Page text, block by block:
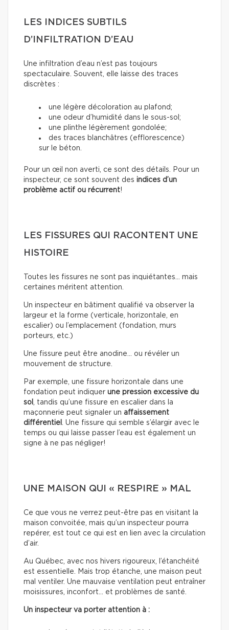
LES INDICES SUBTILS
D’INFILTRATION D’EAU
Une infiltration d’eau n’est pas toujours
spectaculaire. Souvent, elle laisse des traces
discrètes :
une légère décoloration au plafond;
une odeur d’humidité dans le sous-sol;
une plinthe légèrement gondolée;
des traces blanchâtres (efflorescence)
sur le béton.
Pour un œil non averti, ce sont des détails. Pour un
inspecteur, ce sont souvent des indices d’un
problème actif ou récurrent!
LES FISSURES QUI RACONTENT UNE
HISTOIRE
Toutes les fissures ne sont pas inquiétantes… mais
certaines méritent attention.
Un inspecteur en bâtiment qualifié va observer la
largeur et la forme (verticale, horizontale, en
escalier) ou l’emplacement (fondation, murs
porteurs, etc.)
Une fissure peut être anodine… ou révéler un
mouvement de structure.
Par exemple, une fissure horizontale dans une
fondation peut indiquer une pression excessive du
sol , tandis qu’une fissure en escalier dans la
maçonnerie peut signaler un affaissement
différentiel . Une fissure qui semble s’élargir avec le
temps ou qui laisse passer l’eau est également un
signe à ne pas négliger!
UNE MAISON QUI « RESPIRE » MAL
Ce que vous ne verrez peut-être pas en visitant la
maison convoitée, mais qu’un inspecteur pourra
repérer, est tout ce qui est en lien avec la circulation
d’air.
Au Québec, avec nos hivers rigoureux, l’étanchéité
est essentielle. Mais trop étanche, une maison peut
mal ventiler. Une mauvaise ventilation peut entraîner
moisissures, inconfort… et problèmes de santé.
Un inspecteur va porter attention à :